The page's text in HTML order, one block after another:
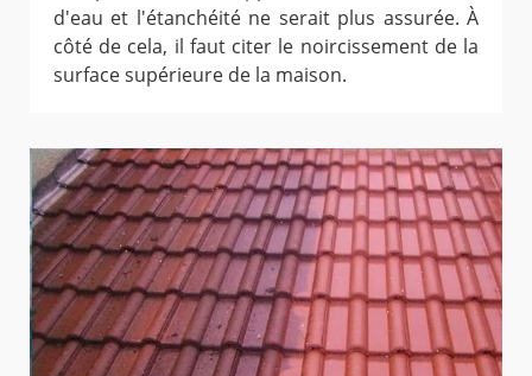
d'eau et l'étanchéité ne serait plus assurée. À
côté de cela, il faut citer le noircissement de la
surface supérieure de la maison.